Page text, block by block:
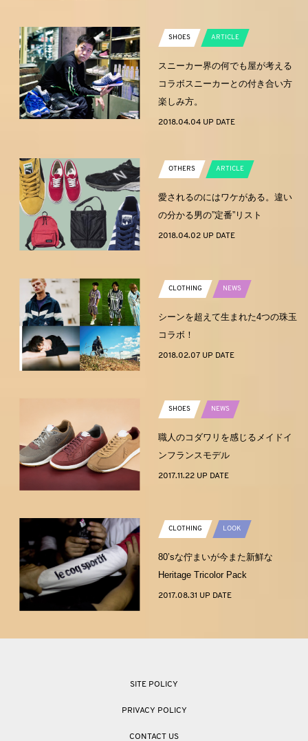
SHOES ARTICLE
スニーカー界の何でも屋が考える
コラボスニーカーとの付き合い方
楽しみ方。
2018.04.04 UP DATE
OTHERS ARTICLE
愛されるのにはワケがある。違い
の分かる男の”定番”リスト
2018.04.02 UP DATE
CLOTHING NEWS
シーンを超えて生まれた4つの珠玉
コラボ！
2018.02.07 UP DATE
SHOES NEWS
職人のコダワリを感じるメイドイ
ンフランスモデル
2017.11.22 UP DATE
CLOTHING LOOK
80’sな佇まいが今また新鮮な
Heritage Tricolor Pack
2017.08.31 UP DATE
SITE POLICY
PRIVACY POLICY
CONTACT US